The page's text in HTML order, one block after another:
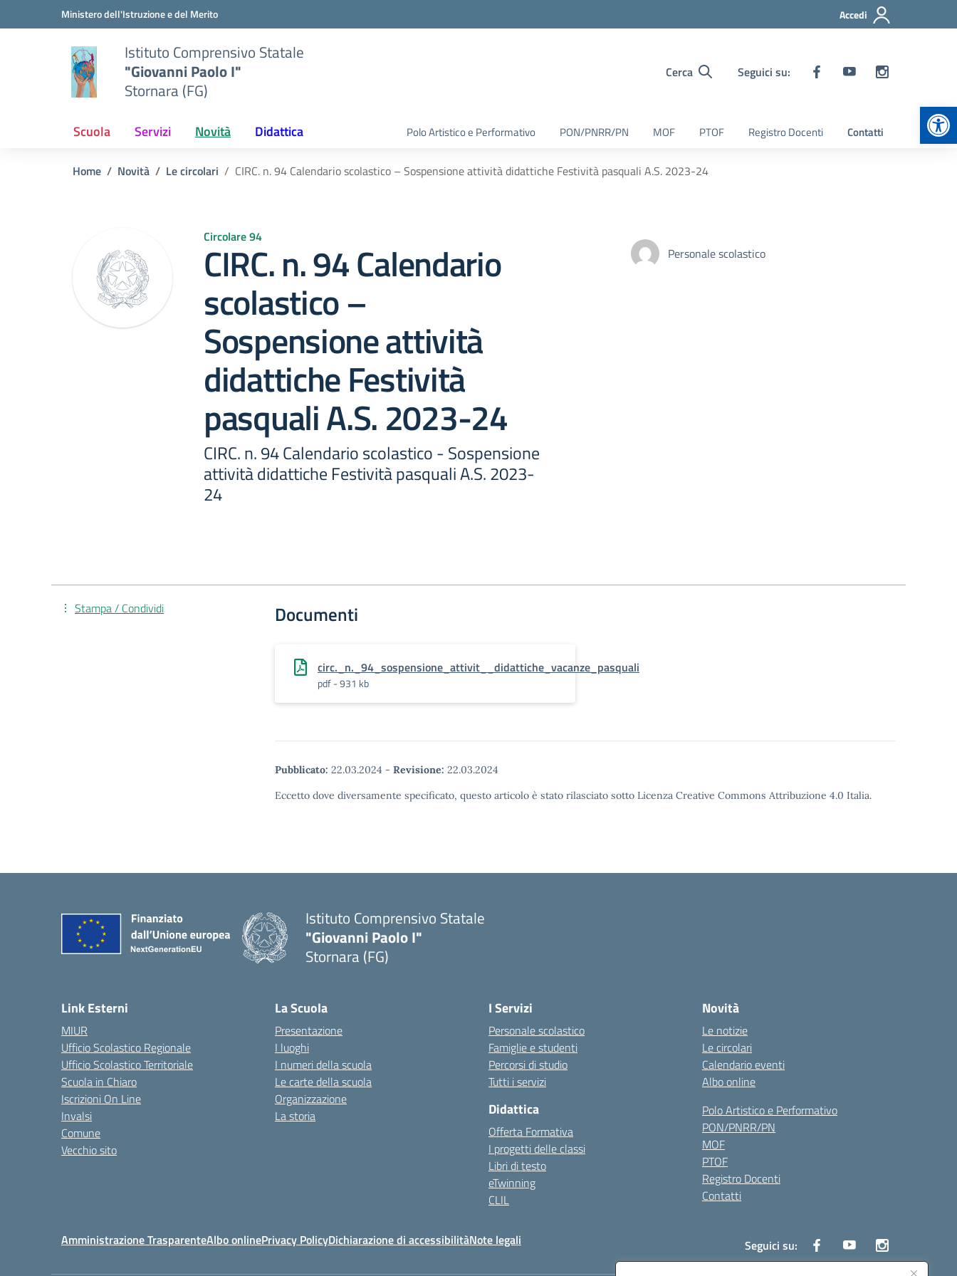
Vai ai contenuti
Vai al menu di navigazioneMinistero dell'Istruzione e del Merito Accedi
Istituto Comprensivo Statale
"Giovanni Paolo I"
Stornara (FG)
Cerca Seguici su:
Scuola Servizi Novità Didattica Polo Artistico e Performativo PON/PNRR/PN MOF PTOF Registro Docenti Contatti
Home Novità Le circolari CIRC. n. 94 Calendario scolastico – Sospensione attività didattiche Festività pasquali A.S. 2023-24
Circolare 94
CIRC. n. 94 Calendario
scolastico –
Sospensione attività
didattiche Festività
pasquali A.S. 2023-24
CIRC. n. 94 Calendario scolastico - Sospensione
attività didattiche Festività pasquali A.S. 2023-
24
Personale scolastico
Documenti
circ._n._94_sospensione_attivit__didattiche_vacanze_pasquali
pdf - 931 kb
Pubblicato: 22.03.2024 - Revisione: 22.03.2024
Eccetto dove diversamente specificato, questo articolo è stato rilasciato sotto Licenza Creative Commons Attribuzione 4.0 Italia.
Stampa / Condividi
Istituto Comprensivo Statale
"Giovanni Paolo I"
Stornara (FG)
Link Esterni
MIUR
Ufficio Scolastico Regionale
Ufficio Scolastico Territoriale
Scuola in Chiaro
Iscrizioni On Line
Invalsi
Comune
Vecchio sito
La Scuola
Presentazione
I luoghi
I numeri della scuola
Le carte della scuola
Organizzazione
La storia
I Servizi
Personale scolastico
Famiglie e studenti
Percorsi di studio
Tutti i servizi
Didattica
Offerta Formativa
I progetti delle classi
Libri di testo
eTwinning
CLIL
Novità
Le notizie
Le circolari
Calendario eventi
Albo online
Polo Artistico e Performativo
PON/PNRR/PN
MOF
PTOF
Registro Docenti
Contatti
Amministrazione TrasparenteAlbo onlinePrivacy PolicyDichiarazione di accessibilitàNote legali Seguici su: